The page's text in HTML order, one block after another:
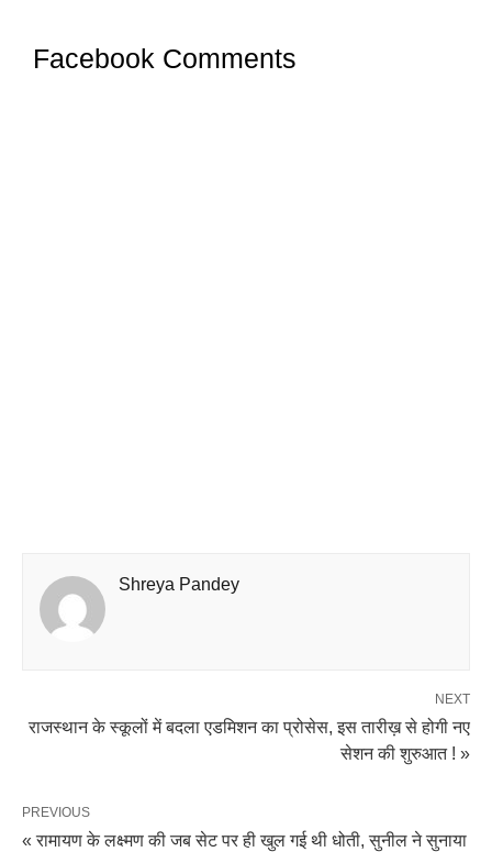
Facebook Comments
Shreya Pandey
NEXT
राजस्थान के स्कूलों में बदला एडमिशन का प्रोसेस, इस तारीख़ से होगी नए
सेशन की शुरुआत ! »
PREVIOUS
« रामायण के लक्ष्मण की जब सेट पर ही खुल गई थी धोती, सुनील ने सुनाया